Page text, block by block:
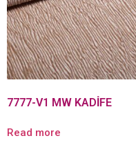
7777-V1 MW KADİFE
Read more